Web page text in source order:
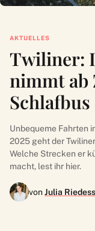
AKTUELLES
Twiliner:
nimmt ab
Unbequeme Fahrten
2025 geht der
Welche Strecken er
macht, lest ihr hier.
vonJulia